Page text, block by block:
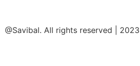
@Savibal. All rights reserved |